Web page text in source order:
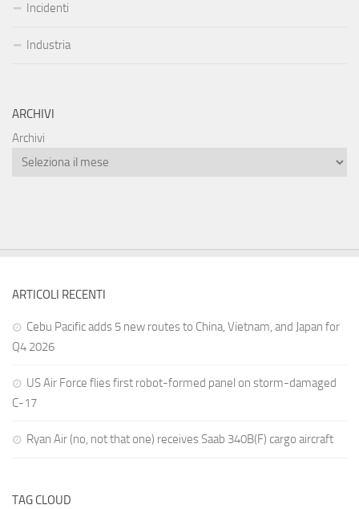
Incidenti
Industria
ARCHIVI
Archivi
ARTICOLI RECENTI
Cebu Pacific adds 5 new routes to China, Vietnam, and Japan for
Q4 2026
US Air Force flies first robot-formed panel on storm-damaged
C-17
Ryan Air (no, not that one) receives Saab 340B(F) cargo aircraft
TAG CLOUD